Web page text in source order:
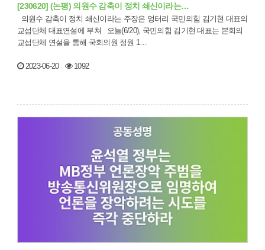
[230620] (논평) 의원수 감축이 정치 쇄신이라는…
교섭단체 대표연설에 부쳐 오늘(6/20), 국민의힘 김기현 대표는 본회의
교섭단체 연설을 통해 국회의원 정원 1…
2023-06-20 1092